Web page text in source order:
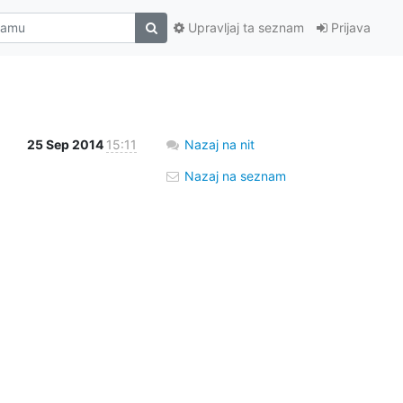
Prijava
Upravljaj ta seznam
25 Sep 2014 15:11 Nazaj na nit
Nazaj na seznam